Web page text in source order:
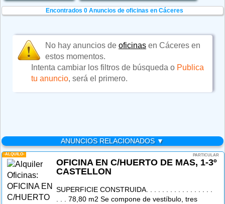
Encontrados 0Anuncios de oficinas en Cáceres
No hay anuncios deoficinas en Cáceres en
estos momentos.
Intenta cambiar los filtros de búsqueda o Publica
tu anuncio, será el primero.
ANUNCIOS RELACIONADOS ▼
-ALQUILO- PARTICULAR
OFICINA EN C/HUERTO DE MAS, 1-3º
CASTELLON
SUPERFICIE CONSTRUIDA. . . . . . . . . . . . . . . . .
. . . 78,80 m2 Se compone de vestíbulo, tres